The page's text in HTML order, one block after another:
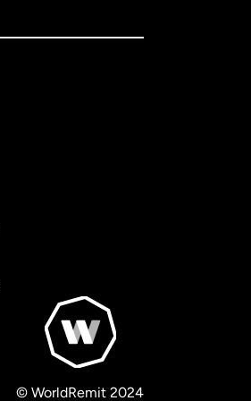
© WorldRemit 2024